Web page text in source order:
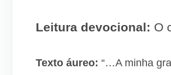
Leitura devocional: O
Texto áureo: “…A minha